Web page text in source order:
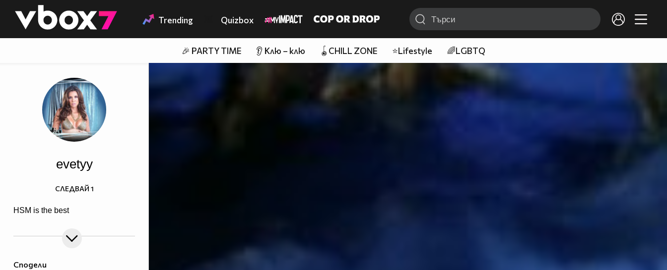
👾 Trending Quizbox
🎉 PARTY TIME 👂 Клю – клю 🪀CHILL ZONE ⭐Lifestyle 🌈LGBTQ
Сподели
evetyy
HSM is the best
СЛЕДВАЙ 1